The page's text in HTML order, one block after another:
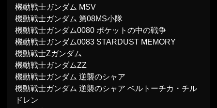
機動戦士ガンダム MSV
機動戦士ガンダム 第08MS小隊
機動戦士ガンダム0080 ポケットの中の戦争
機動戦士ガンダム0083 STARDUST MEMORY
機動戦士Ζガンダム
機動戦士ガンダムΖΖ
機動戦士ガンダム 逆襲のシャア
機動戦士ガンダム 逆襲のシャア ベルトーチカ・チル
ドレン